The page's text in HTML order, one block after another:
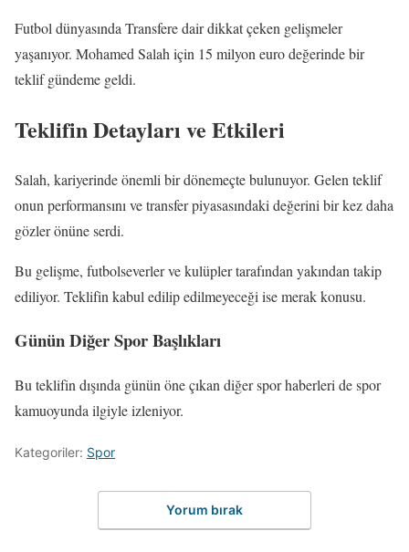
Futbol dünyasında Transfere dair dikkat çeken gelişmeler
yaşanıyor. Mohamed Salah için 15 milyon euro değerinde bir
teklif gündeme geldi.
Teklifin Detayları ve Etkileri
Salah, kariyerinde önemli bir dönemeçte bulunuyor. Gelen teklif
onun performansını ve transfer piyasasındaki değerini bir kez daha
gözler önüne serdi.
Bu gelişme, futbolseverler ve kulüpler tarafından yakından takip
ediliyor. Teklifin kabul edilip edilmeyeceği ise merak konusu.
Günün Diğer Spor Başlıkları
Bu teklifin dışında günün öne çıkan diğer spor haberleri de spor
kamuoyunda ilgiyle izleniyor.
Kategoriler: Spor
Yorum bırak